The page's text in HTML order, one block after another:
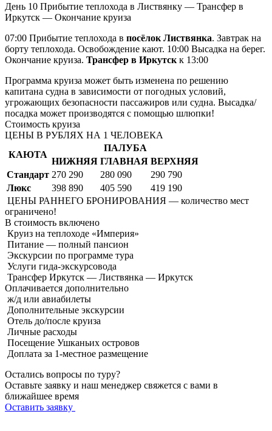
День 10 Прибытие теплохода в Листвянку — Трансфер в
Иркутск — Окончание круиза
07:00 Прибытие теплохода в посёлок Листвянка. Завтрак на
борту теплохода. Освобождение кают. 10:00 Высадка на берег.
Окончание круиза. Трансфер в Иркутск к 13:00
Программа круиза может быть изменена по решению
капитана судна в зависимости от погодных условий,
угрожающих безопасности пассажиров или судна. Высадка/
посадка может производятся с помощью шлюпки!
Стоимость круиза
ЦЕНЫ В РУБЛЯХ НА 1 ЧЕЛОВЕКА
КАЮТА
ПАЛУБА
НИЖНЯЯ ГЛАВНАЯ ВЕРХНЯЯ
Стандарт 270 290 280 090
290 790
Люкс
398 890 405 590
419 190
ЦЕНЫ РАННЕГО БРОНИРОВАНИЯ — количество мест
ограничено!
В стоимость включено
Круиз на теплоходе «Империя»
Питание — полный пансион
Экскурсии по программе тура
Услуги гида-экскурсовода
Трансфер Иркутск — Листвянка — Иркутск
Оплачивается дополнительно
ж/д или авиабилеты
Дополнительные экскурсии
Отель до/после круиза
Личные расходы
Посещение Ушканьих островов
Доплата за 1-местное размещение
Остались вопросы по туру?
Оставьте заявку и наш менеджер свяжется с вами в
ближайшее время
Оставить заявку